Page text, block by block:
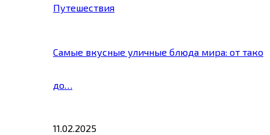
Путешествия
Самые вкусные уличные блюда мира: от тако
до…
11.02.2025